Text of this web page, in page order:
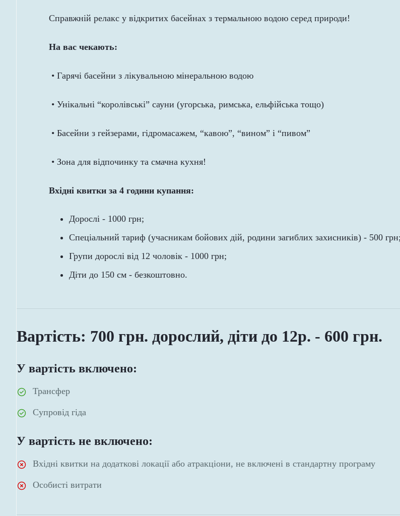
Справжній релакс у відкритих басейнах з термальною водою серед природи!
На вас чекають:
• Гарячі басейни з лікувальною мінеральною водою
• Унікальні “королівські” сауни (угорська, римська, ельфійська тощо)
• Басейни з гейзерами, гідромасажем, “кавою”, “вином” і “пивом”
• Зона для відпочинку та смачна кухня!
Вхідні квитки за 4 години купання:
Дорослі - 1000 грн;
Спеціальний тариф (учасникам бойових дій, родини загиблих захисників) - 500 грн;
Групи дорослі від 12 чоловік - 1000 грн;
Діти до 150 см - безкоштовно.
Вартість: 700 грн. дорослий, діти до 12р. - 600 грн.
У вартість включено:
Трансфер
Супровід гіда
У вартість не включено:
Вхідні квитки на додаткові локації або атракціони, не включені в стандартну програму
Особисті витрати